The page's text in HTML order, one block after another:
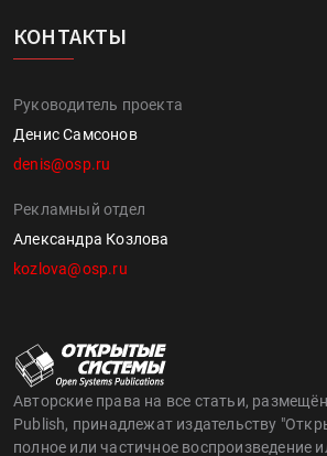
КОНТАКТЫ
Руководитель проекта
Денис Самсонов
denis@osp.ru
Рекламный отдел
Александра Козлова
kozlova@osp.ru
Авторские права на все статьи,
Publish, принадлежат издательству
полное или частичное воспроизведение